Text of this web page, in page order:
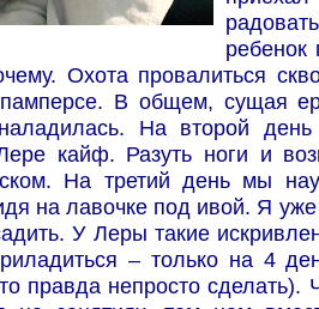
ребенок
Охота провалиться
В общем, сущая
На второй
кайф. Разуть ноги и
На третий день мы
на лавочке под ивой. Я
У Леры такие
– только на 4
правда непросто